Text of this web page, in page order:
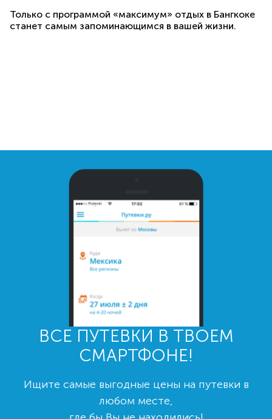
Только с программой «максимум» отдых в Бангкоке
станет самым запоминающимся в вашей жизни.
ВСЕ ПУТЕВКИ В ТВОЕМ
СМАРТФОНЕ!
Ищите самые выгодные цены на путевки в
любом месте,